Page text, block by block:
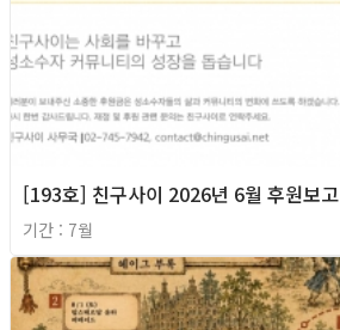
[193호] 친구사이 2026년 6월 후원보고
기간 : 7월